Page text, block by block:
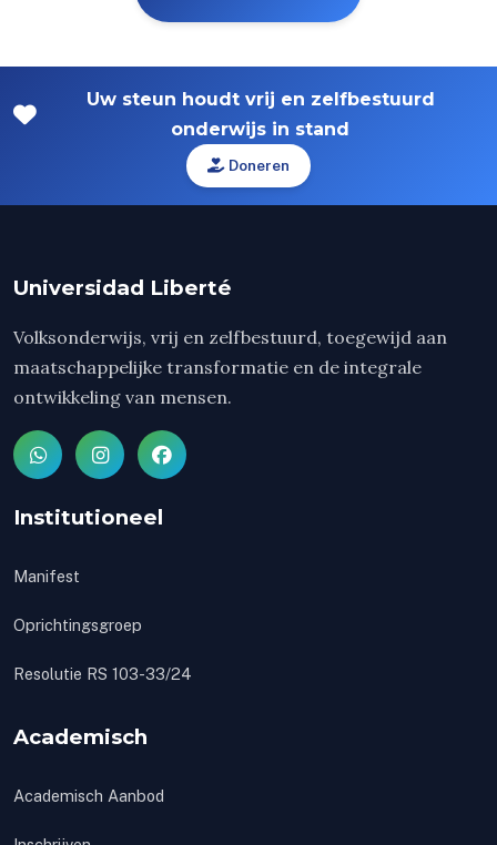
Uw steun houdt vrij en zelfbestuurd
onderwijs in stand
Doneren
Universidad Liberté
Volksonderwijs, vrij en zelfbestuurd, toegewijd aan
maatschappelijke transformatie en de integrale
ontwikkeling van mensen.
Institutioneel
Manifest
Oprichtingsgroep
Resolutie RS 103-33/24
Academisch
Academisch Aanbod